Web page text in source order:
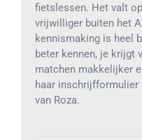
fietslessen. Het valt
vrijwilliger buiten het
kennismaking is heel
beter kennen, je krijgt
matchen makkelijker
haar
van Roza.